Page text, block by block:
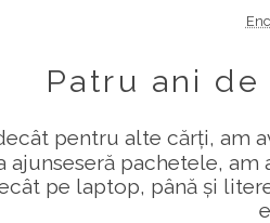
Patru ani
pentru alte cărți, am
ajunseseră pachetele,
pe laptop, până și